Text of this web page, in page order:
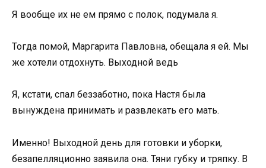
Я вообще их не ем прямо с полок, подумала я.
Тогда помой, Маргарита Павловна, обещала я ей. Мы
же хотели отдохнуть. Выходной ведь
Я, кстати, спал беззаботно, пока Настя была
вынуждена принимать и развлекать его мать.
Именно! Выходной день для готовки и уборки,
безапелляционно заявила она. Тяни губку и тряпку. В